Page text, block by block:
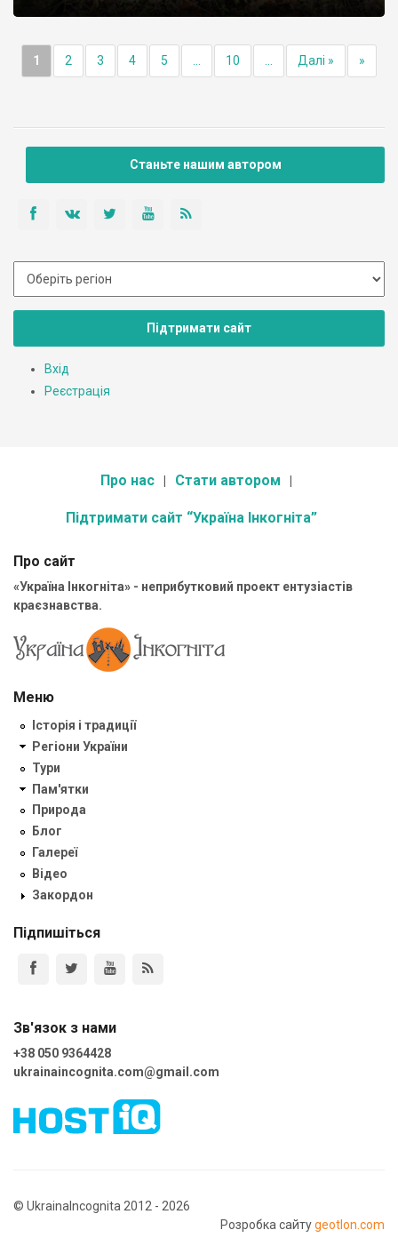
1 2 3 4 5 10 Далі » »
Станьте нашим автором
Підтримати сайт
Вхід
Реєстрація
Про нас Стати автором
Підтримати сайт “Україна Інкогніта”
Про сайт
«Україна Інкогніта» - неприбутковий проект ентузіастів
краєзнавства.
Меню
Історія і традиції
Регіони України
Тури
Пам'ятки
Природа
Блог
Галереї
Відео
Закордон
Підпишіться
Зв'язок з нами
+38 050 9364428
ukrainaincognita.com@gmail.com
© UkrainaIncognita 2012 - 2026
Розробка сайтуgeotlon.com